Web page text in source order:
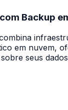
Backup
em nuvem,
seus